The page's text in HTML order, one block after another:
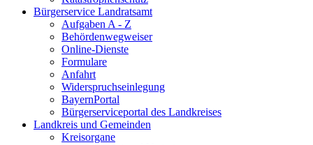
Bürgerservice Landratsamt
Aufgaben A - Z
Behördenwegweiser
Online-Dienste
Formulare
Anfahrt
Widerspruchseinlegung
BayernPortal
Bürgerserviceportal des Landkreises
Landkreis und Gemeinden
Kreisorgane